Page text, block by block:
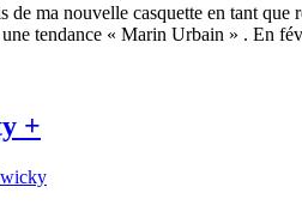
de ma nouvelle casquette en tant
tendance « Marin Urbain » . En
+